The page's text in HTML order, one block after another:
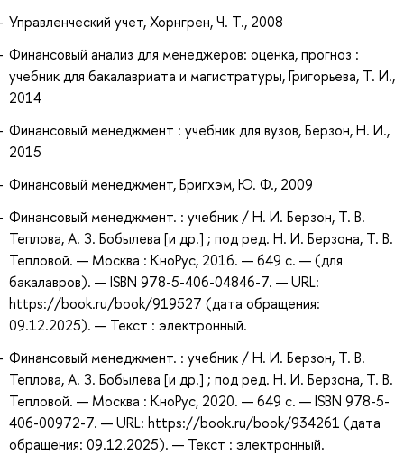
Управленческий учет, Хорнгрен, Ч. Т., 2008
Финансовый анализ для менеджеров: оценка, прогноз :
учебник для бакалавриата и магистратуры, Григорьева, Т. И.,
2014
Финансовый менеджмент : учебник для вузов, Берзон, Н. И.,
2015
Финансовый менеджмент, Бригхэм, Ю. Ф., 2009
Финансовый менеджмент. : учебник / Н. И. Берзон, Т. В.
Теплова, А. З. Бобылева [и др.] ; под ред. Н. И. Берзона, Т. В.
Тепловой. — Москва : КноРус, 2016. — 649 с. — (для
бакалавров). — ISBN 978-5-406-04846-7. — URL:
https://book.ru/book/919527 (дата обращения:
09.12.2025). — Текст : электронный.
Финансовый менеджмент. : учебник / Н. И. Берзон, Т. В.
Теплова, А. З. Бобылева [и др.] ; под ред. Н. И. Берзона, Т. В.
Тепловой. — Москва : КноРус, 2020. — 649 с. — ISBN 978-5-
406-00972-7. — URL: https://book.ru/book/934261 (дата
обращения: 09.12.2025). — Текст : электронный.